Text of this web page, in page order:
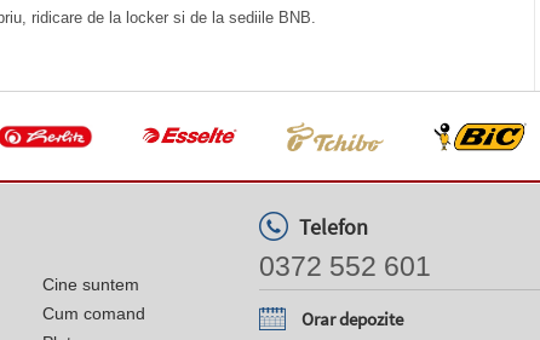
ridicare de la locker si de la sediile BNB.
Cine suntem
Cum comand
Telefon
0372 552 601
Orar depozite